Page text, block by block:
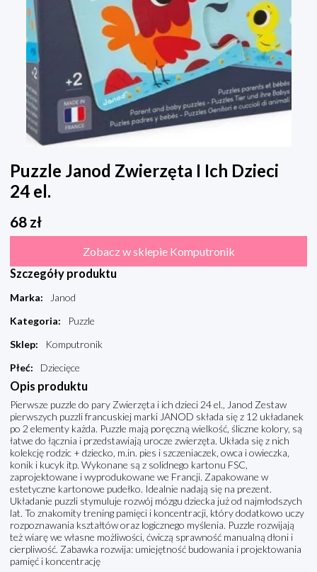
Puzzle Janod Zwierzęta I Ich Dzieci
24 el.
68 zł
Zobacz w sklepie Komputronik
Szczegóły produktu
Marka:
Janod
Kategoria:
Puzzle
Sklep:
Komputronik
Płeć: Dziecięce
Opis produktu
Pierwsze puzzle do pary Zwierzęta i ich dzieci 24 el., Janod Zestaw
pierwszych puzzli francuskiej marki JANOD składa się z 12 układanek
po 2 elementy każda. Puzzle mają poręczną wielkość, śliczne kolory, są
łatwe do łącznia i przedstawiają urocze zwierzęta. Układa się z nich
kolekcję rodzic + dziecko, m.in. pies i szczeniaczek, owca i owieczka,
konik i kucyk itp. Wykonane są z solidnego kartonu FSC,
zaprojektowane i wyprodukowane we Francji. Zapakowane w
estetyczne kartonowe pudełko. Idealnie nadają się na prezent.
Układanie puzzli stymuluje rozwój mózgu dziecka już od najmłodszych
lat. To znakomity trening pamięci i koncentracji, który dodatkowo uczy
rozpoznawania kształtów oraz logicznego myślenia. Puzzle rozwijają
też wiarę we własne możliwości, ćwiczą sprawność manualną dłoni i
cierpliwość. Zabawka rozwija: umiejętność budowania i projektowania
pamięć i koncentrację